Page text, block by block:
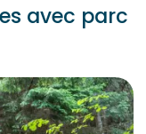
avec parc